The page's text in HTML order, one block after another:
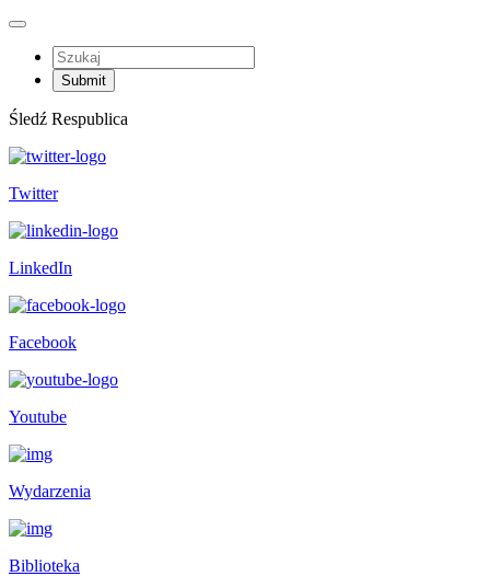
Śledź Respublica
Twitter
LinkedIn
Facebook
Youtube
Wydarzenia
Biblioteka